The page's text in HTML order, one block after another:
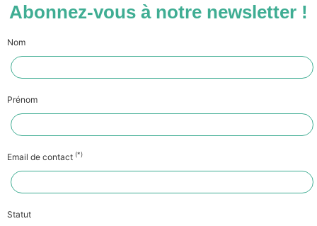
Abonnez-vous à notre newsletter !
Nom
Prénom
Email de contact (*)
Statut